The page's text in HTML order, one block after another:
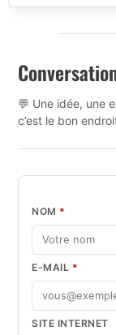
💬 Une idée, une
c’est le bon
NOM *
E-MAIL *
SITE INTERNET